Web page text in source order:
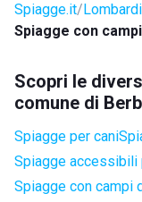
Spiagge.it
Spiagge con
Scopri le
comune di
Spiagge per cani
Spiagge accessibili
Spiagge con campi